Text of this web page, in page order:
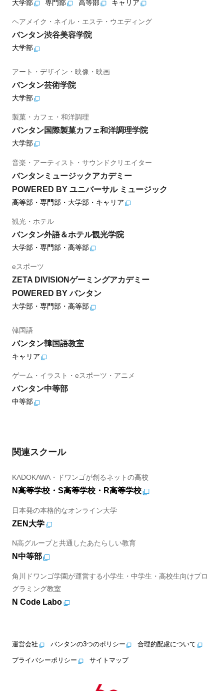
大学部 専門部 高等部 キャリア
ヘアメイク・ネイル・エステ・ウエディング
バンタン渋谷美容学院
大学部
アート・デザイン・映像・映画
バンタン芸術学院
大学部
製菓・カフェ・和洋調理
バンタン国際製菓カフェ和洋調理学院
大学部
音楽・アーティスト・サウンドクリエイター
バンタンミュージックアカデミー
POWERED BY ユニバーサル ミュージック
高等部・専門部・大学部・キャリア
観光・ホテル
バンタン外語＆ホテル観光学院
大学部・専門部・高等部
eスポーツ
ZETA DIVISIONゲーミングアカデミー
POWERED BY バンタン
大学部・専門部・高等部
韓国語
バンタン韓国語教室
キャリア
ゲーム・イラスト・eスポーツ・アニメ
バンタン中等部
中等部
関連スクール
KADOKAWA・ドワンゴが創るネットの高校
N高等学校・S高等学校・R高等学校
日本発の本格的なオンライン大学
ZEN大学
N高グループと共通したあたらしい教育
N中等部
角川ドワンゴ学園が運営する小学生・中学生・高校生向けプロ
グラミング教室
N Code Labo
運営会社 バンタンの3つのポリシー 合理的配慮について
プライバシーポリシー サイトマップ